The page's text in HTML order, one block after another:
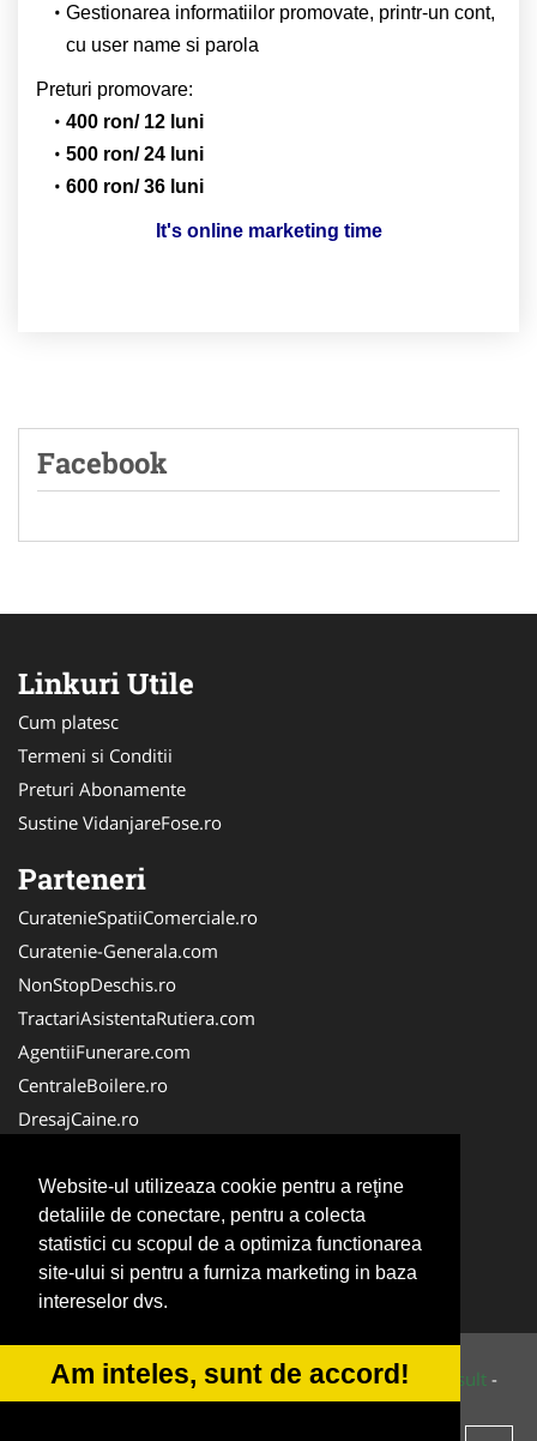
Website-ul utilizeaza cookie pentru a reţine
detaliile de conectare, pentru a colecta
statistici cu scopul de a optimiza functionarea
site-ului si pentru a furniza marketing in baza
intereselor dvs.
Am inteles, sunt de accord!
Gestionarea informatiilor promovate, printr-un cont,
cu user name si parola
Preturi promovare:
400 ron/ 12 luni
500 ron/ 24 luni
600 ron/ 36 luni
It's online marketing time
Facebook
Linkuri Utile
Cum platesc
Termeni si Conditii
Preturi Abonamente
Sustine VidanjareFose.ro
Parteneri
CuratenieSpatiiComerciale.ro
Curatenie-Generala.com
NonStopDeschis.ro
TractariAsistentaRutiera.com
AgentiiFunerare.com
CentraleBoilere.ro
DresajCaine.ro
Alpinist-Utilitar.com
Birouri-Cadastru.ro
FirmaTractariAuto.ro
Service-Reparatii.com
© 2014-2026 Powered byVilonMedia&Tokaido Consult -
ANPC SOL